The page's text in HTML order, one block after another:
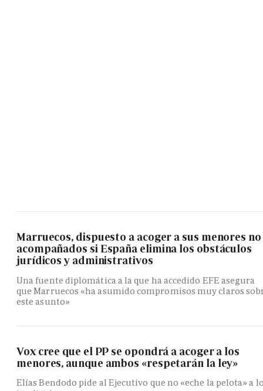
Marruecos, dispuesto a acoger a sus menores no
acompañados si España elimina los obstáculos
jurídicos y administrativos
Una fuente diplomática a la que ha accedido EFE asegura
que Marruecos «ha asumido compromisos muy claros
este asunto»
Vox cree que el PP se opondrá a acoger a los
menores, aunque ambos «respetarán la ley»
Elías Bendodo pide al Ejecutivo que no «eche la pelota» a